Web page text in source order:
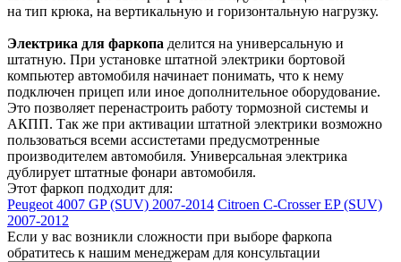
на тип крюка, на вертикальную и горизонтальную нагрузку.
Электрика для фаркопа делится на универсальную и
штатную. При установке штатной электрики бортовой
компьютер автомобиля начинает понимать, что к нему
подключен прицеп или иное дополнительное оборудование.
Это позволяет перенастроить работу тормозной системы и
АКПП. Так же при активации штатной электрики возможно
пользоваться всеми ассистетами предусмотренные
производителем автомобиля. Универсальная электрика
дублирует штатные фонари автомобиля.
Этот фаркоп подходит для:
Peugeot 4007 GP (SUV) 2007-2014 Citroen C-Crosser EP (SUV)
2007-2012
Если у вас возникли сложности при выборе фаркопа
обратитесь к нашим менеджерам для консультации